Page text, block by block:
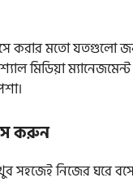
করার মতো যতগুলো
মিডিয়া
করুন
সহজেই নিজের ঘরে